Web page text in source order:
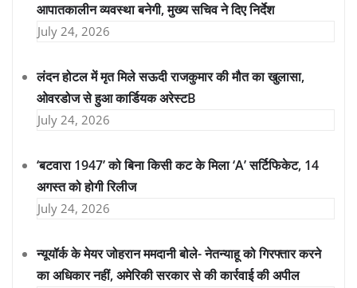
आपातकालीन व्यवस्था बनेगी, मुख्य सचिव ने दिए निर्देश
July 24, 2026
लंदन होटल में मृत मिले सऊदी राजकुमार की मौत का खुलासा,
ओवरडोज से हुआ कार्डियक अरेस्टB
July 24, 2026
‘बटवारा 1947’ को बिना किसी कट के मिला ‘A’ सर्टिफिकेट, 14
अगस्त को होगी रिलीज
July 24, 2026
न्यूयॉर्क के मेयर जोहरान ममदानी बोले- नेतन्याहू को गिरफ्तार करने
का अधिकार नहीं, अमेरिकी सरकार से की कार्रवाई की अपील